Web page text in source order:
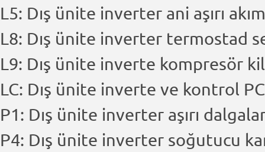
L5: Dış ünite inverter ani aşırı
L8: Dış ünite inverter termostad
L9: Dış ünite inverte kompresör
LC: Dış ünite inverte ve kontrol
P1: Dış ünite inverter aşırı
P4: Dış ünite inverter soğutucu